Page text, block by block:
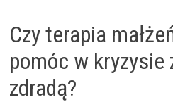
Czy terapia
pomóc w kryzysie
zdradą?